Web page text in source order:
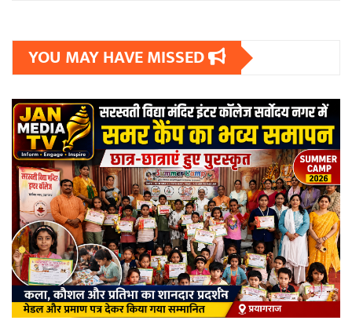
YOU MAY HAVE MISSED